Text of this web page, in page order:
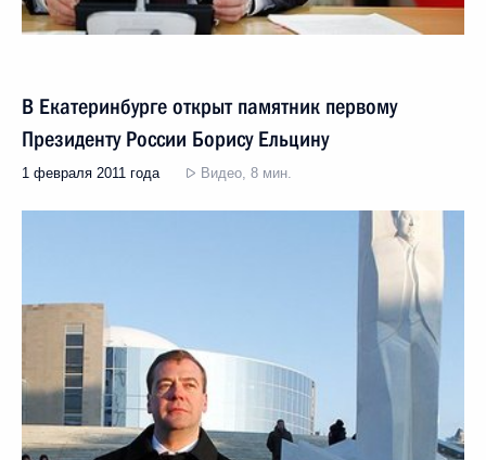
В Екатеринбурге открыт памятник первому
Президенту России Борису Ельцину
1 февраля 2011 года Видео, 8 мин.